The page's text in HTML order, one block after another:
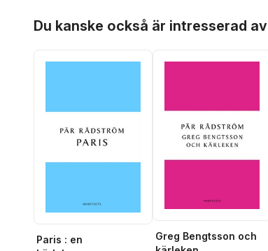
Du kanske också är intresserad av
Paris : en
Greg Bengtsson och